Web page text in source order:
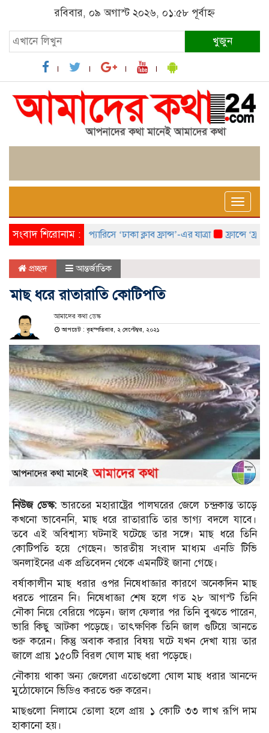
রবিবার, ০৯ অগাস্ট ২০২৬, ০১:৫৮ পূর্বাহ্ন
খুজুন
Toggle
সংবাদ শিরোনাম :প্যারিসে ‘ঢাকা ক্লাব ফ্রান্স’-এর যাত্রা ফ্রান্সে ‘ফ্রাঙ্কো
প্রচ্ছদ আন্তর্জাতিক
মাছ ধরে রাতারাতি কোটিপতি
আমাদের কথা ডেস্ক
আপডেট : বৃহস্পতিবার, ২ সেপ্টেম্বর, ২০২১
নিউজ ডেস্ক: ভারতের মহারাষ্ট্রের পালঘরের জেলে চন্দ্রকান্ত তাড়ে
কখনো ভাবেননি, মাছ ধরে রাতারাতি তার ভাগ্য বদলে যাবে।
তবে এই অবিশ্বাস্য ঘটনাই ঘটেছে তার সঙ্গে। মাছ ধরে তিনি
কোটিপতি হয়ে গেছেন। ভারতীয় সংবাদ মাধ্যম এনডি টিভি
অনলাইনের এক প্রতিবেদন থেকে এমনটিই জানা গেছে।
বর্ষাকালীন মাছ ধরার ওপর নিষেধাজ্ঞার কারণে অনেকদিন মাছ
ধরতে পারেন নি। নিষেধাজ্ঞা শেষ হলে গত ২৮ আগস্ট তিনি
নৌকা নিয়ে বেরিয়ে পড়েন। জাল ফেলার পর তিনি বুঝতে পারেন,
ভারি কিছু আটকা পড়েছে। তাৎক্ষণিক তিনি জাল গুটিয়ে আনতে
শুরু করেন। কিন্তু অবাক করার বিষয় ঘটে যখন দেখা যায় তার
জালে প্রায় ১৫০টি বিরল ঘোল মাছ ধরা পড়েছে।
নৌকায় থাকা অন্য জেলেরা এতোগুলো ঘোল মাছ ধরার আনন্দে
মুঠোফোনে ভিডিও করতে শুরু করেন।
মাছগুলো নিলামে তোলা হলে প্রায় ১ কোটি ৩৩ লাখ রূপি দাম
হাকানো হয়।